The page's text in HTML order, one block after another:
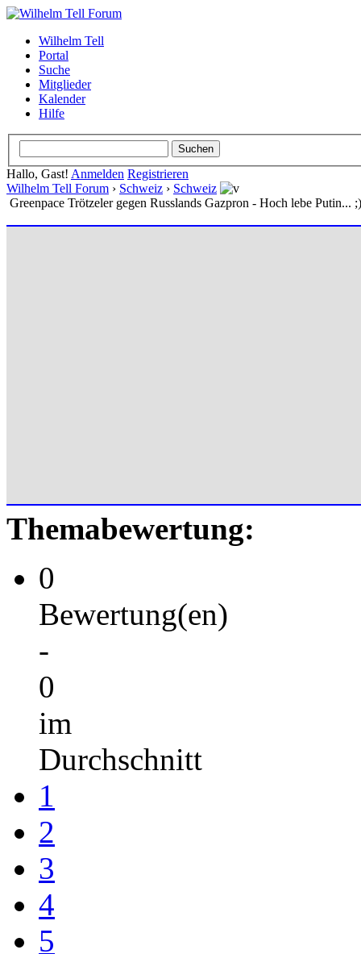
Wilhelm Tell
Portal
Suche
Mitglieder
Kalender
Hilfe
Hallo, Gast! Anmelden Registrieren
Wilhelm Tell Forum › Schweiz › Schweiz
Greenpace Trötzeler gegen Russlands Gazpron - Hoch lebe Putin... ;)
Themabewertung:
0
Bewertung(en)
-
0
im
Durchschnitt
1
2
3
4
5